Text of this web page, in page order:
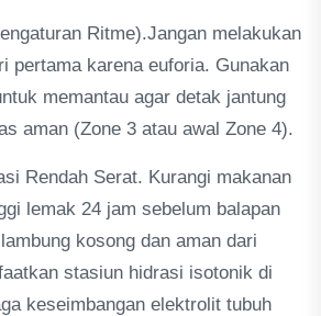
Ritme).Jangan melakukan
pertama karena euforia. Gunakan
memantau agar detak jantung
aman (Zone 3 atau awal Zone 4).
Rendah Serat. Kurangi makanan
lemak 24 jam sebelum balapan
kosong dan aman dari
stasiun hidrasi isotonik di
keseimbangan elektrolit tubuh